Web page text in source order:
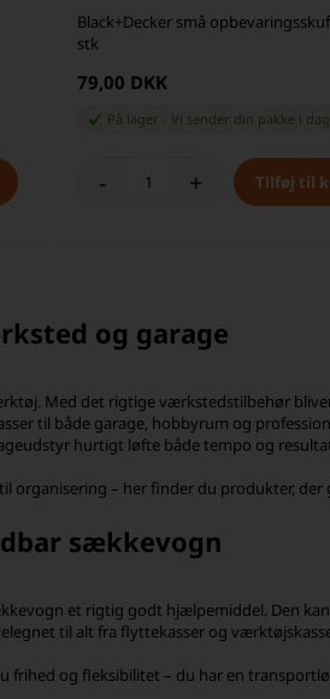
Black+Decker små
stk
79,00 DKK
På lager Vi sender din pakke i dag
- +
og garage
Med det rigtige værkstedstilbehør
til både garage, hobbyrum og
hurtigt løfte både tempo og
organisering – her finder du produkter,
sækkevogn
et rigtig godt hjælpemiddel. Den
til alt fra flyttekasser og
frihed og fleksibilitet – du har en